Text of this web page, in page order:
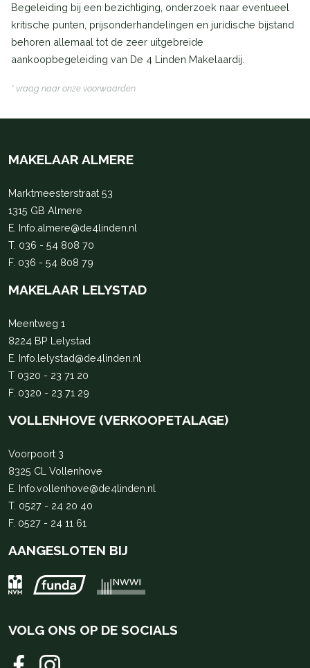
Begeleiding bij een bezichtiging, onderzoek naar eventueel
kritische punten, prijsonderhandelingen en juridische bijstand
behoren allemaal tot de zeer uitgebreide
aankoopbegeleiding van De 4 Linden Makelaardij.
* vraag naar onze voorwaarden
MAKELAAR ALMERE
Marktmeesterstraat 53
1315 GB Almere
E. Info.almere@de4linden.nl
T. 036 - 54 808 70
F. 036 - 54 808 79
MAKELAAR LELYSTAD
Meentweg 1
8224 BP Lelystad
E. Info.lelystad@de4linden.nl
T 0320 - 23 71 20
F. 0320 - 23 71 29
VOLLENHOVE (VERKOOPETALAGE)
Voorpoort 3
8325 CL Vollenhove
E. Info.vollenhove@de4linden.nl
T. 0527 - 24 20 40
F. 0527 - 24 11 61
AANGESLOTEN BIJ
VOLG ONS OP DE SOCIALS